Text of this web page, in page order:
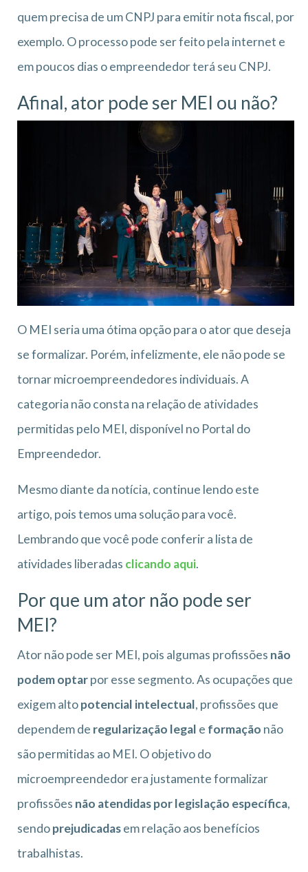
quem precisa de um CNPJ para emitir nota fiscal, por
exemplo. O processo pode ser feito pela internet e
em poucos dias o empreendedor terá seu CNPJ.
Afinal, ator pode ser MEI ou não?
O MEI seria uma ótima opção para o ator que deseja
se formalizar. Porém, infelizmente, ele não pode se
tornar microempreendedores individuais. A
categoria não consta na relação de atividades
permitidas pelo MEI, disponível no Portal do
Empreendedor.
Mesmo diante da notícia, continue lendo este
artigo, pois temos uma solução para você.
Lembrando que você pode conferir a lista de
atividades liberadas clicando aqui.
Por que um ator não pode ser
MEI?
Ator não pode ser MEI, pois algumas profissões não
podem optarpor esse segmento. As ocupações que
exigem altopotencial intelectual, profissões que
dependem de regularização legal e formação não
são permitidas ao MEI. O objetivo do
microempreendedor era justamente formalizar
profissões não atendidas por legislação específica,
sendoprejudicadasem relação aos benefícios
trabalhistas.